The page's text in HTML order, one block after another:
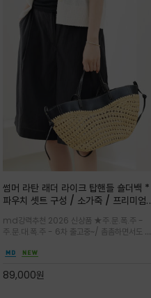
썸머 라탄 래더 라이크 탑핸들 숄더백 *
파우치 셋트 구성 / 소가죽 / 프리미엄
라이크 배색이 조화롭게 어우러진 탑핸
들 숄더백
md강력추천 2026 신상품 ★주.문.폭.주 -
주.문.대.폭.주 - 6차 출고중~/ 촘촘하면서도 입
만들며 부드러운 곡선의 바스켓 실루엣에 넉넉한
양한 연출이
89,000원